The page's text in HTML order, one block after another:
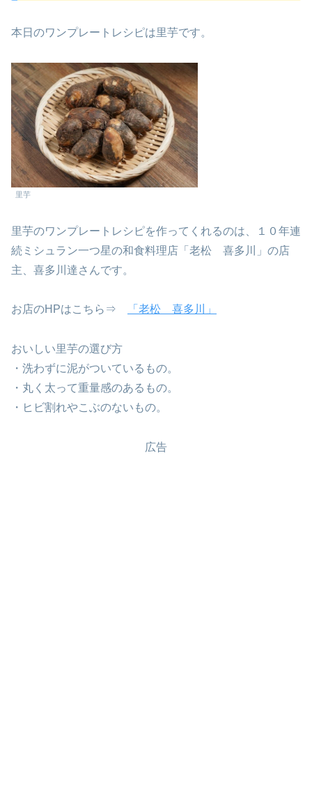
本日のワンプレートレシピは里芋です。
里芋
里芋のワンプレートレシピを作ってくれるのは、１０年連
続ミシュラン一つ星の和食料理店「老松 喜多川」の店
主、喜多川達さんです。
お店のHPはこちら⇒ 「老松 喜多川」
おいしい里芋の選び方
・洗わずに泥がついているもの。
・丸く太って重量感のあるもの。
・ヒビ割れやこぶのないもの。
広告